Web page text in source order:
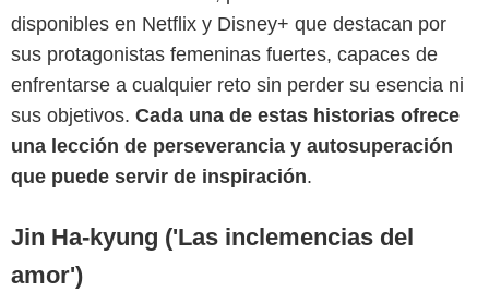
disponibles en Netflix y Disney+ que destacan por
sus protagonistas femeninas fuertes, capaces de
enfrentarse a cualquier reto sin perder su esencia ni
sus objetivos. Cada una de estas historias ofrece
una lección de perseverancia y autosuperación
que puede servir de inspiración.
Jin Ha-kyung ('Las inclemencias del
amor')
Netflix